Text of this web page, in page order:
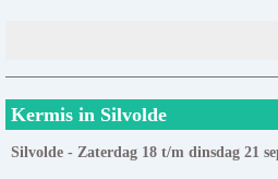
Kermis in Silvolde
Silvolde - Zaterdag 18 t/m dinsdag 21